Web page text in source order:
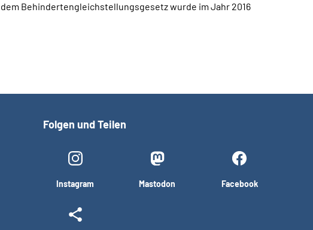
Behindertengleichstellungsgesetz wurde im Jahr 2016
Folgen und Teilen
Instagram Mastodon Facebook